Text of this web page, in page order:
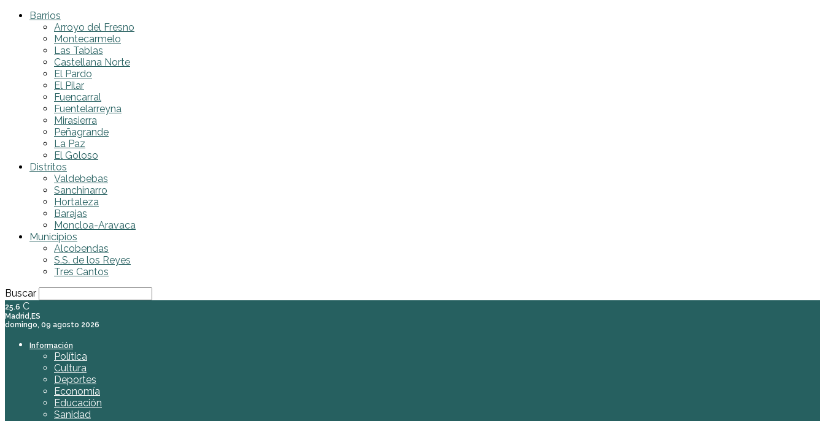
Barrios
Arroyo del Fresno
Montecarmelo
Las Tablas
Castellana Norte
El Pardo
El Pilar
Fuencarral
Fuentelarreyna
Mirasierra
Peñagrande
La Paz
El Goloso
Distritos
Valdebebas
Sanchinarro
Hortaleza
Barajas
Moncloa-Aravaca
Municipios
Alcobendas
S.S. de los Reyes
Tres Cantos
Buscar
25.6 C
Madrid,ES
domingo, 09 agosto 2026
Información
Política
Cultura
Deportes
Economía
Educación
Sanidad